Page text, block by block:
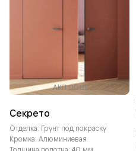
АКП 0001
Секрето
Отделка: Грунт под покраску
Кромка: Алюминиевая